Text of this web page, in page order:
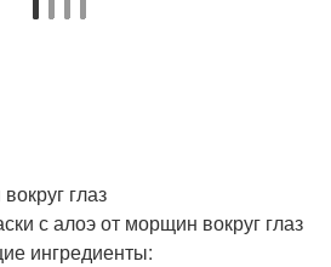
глаз
с алоэ от морщин вокруг глаз
ингредиенты: